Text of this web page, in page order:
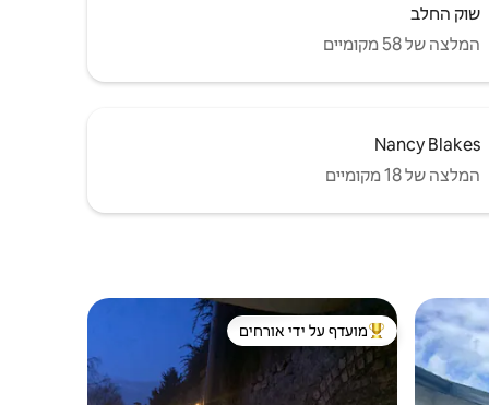
שוק החלב
המלצה של 58 מקומיים
Nancy Blakes
המלצה של 18 מקומיים
מוביל בקרב נכסים מועדפים על ידי אורחים
מועדף על ידי אורחים